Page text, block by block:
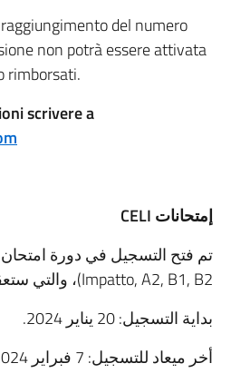
del numero
non potrà essere attivata
rimborsati.
scrivere a
إمتحانات
Impatto, A2, B1, B2)، والتي ستعقد في 13 مارس 2024.
بداية التسجيل: 20 يناير 2024.
أخر ميعاد للتسجيل: 7 فبراير 2024.